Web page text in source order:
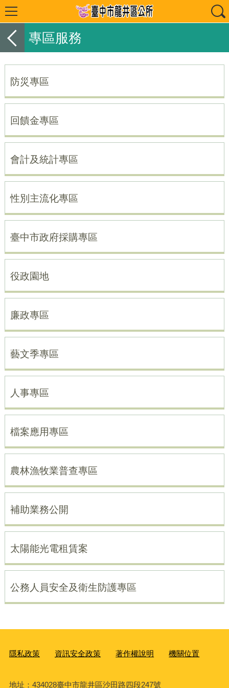
專區服務
防災專區
回饋金專區
會計及統計專區
性別主流化專區
臺中市政府採購專區
役政園地
廉政專區
藝文季專區
人事專區
檔案應用專區
農林漁牧業普查專區
補助業務公開
太陽能光電租賃案
公務人員安全及衛生防護專區
隱私政策 資訊安全政策 著作權說明 機關位置
地址：434028臺中市龍井區沙田路四段247號